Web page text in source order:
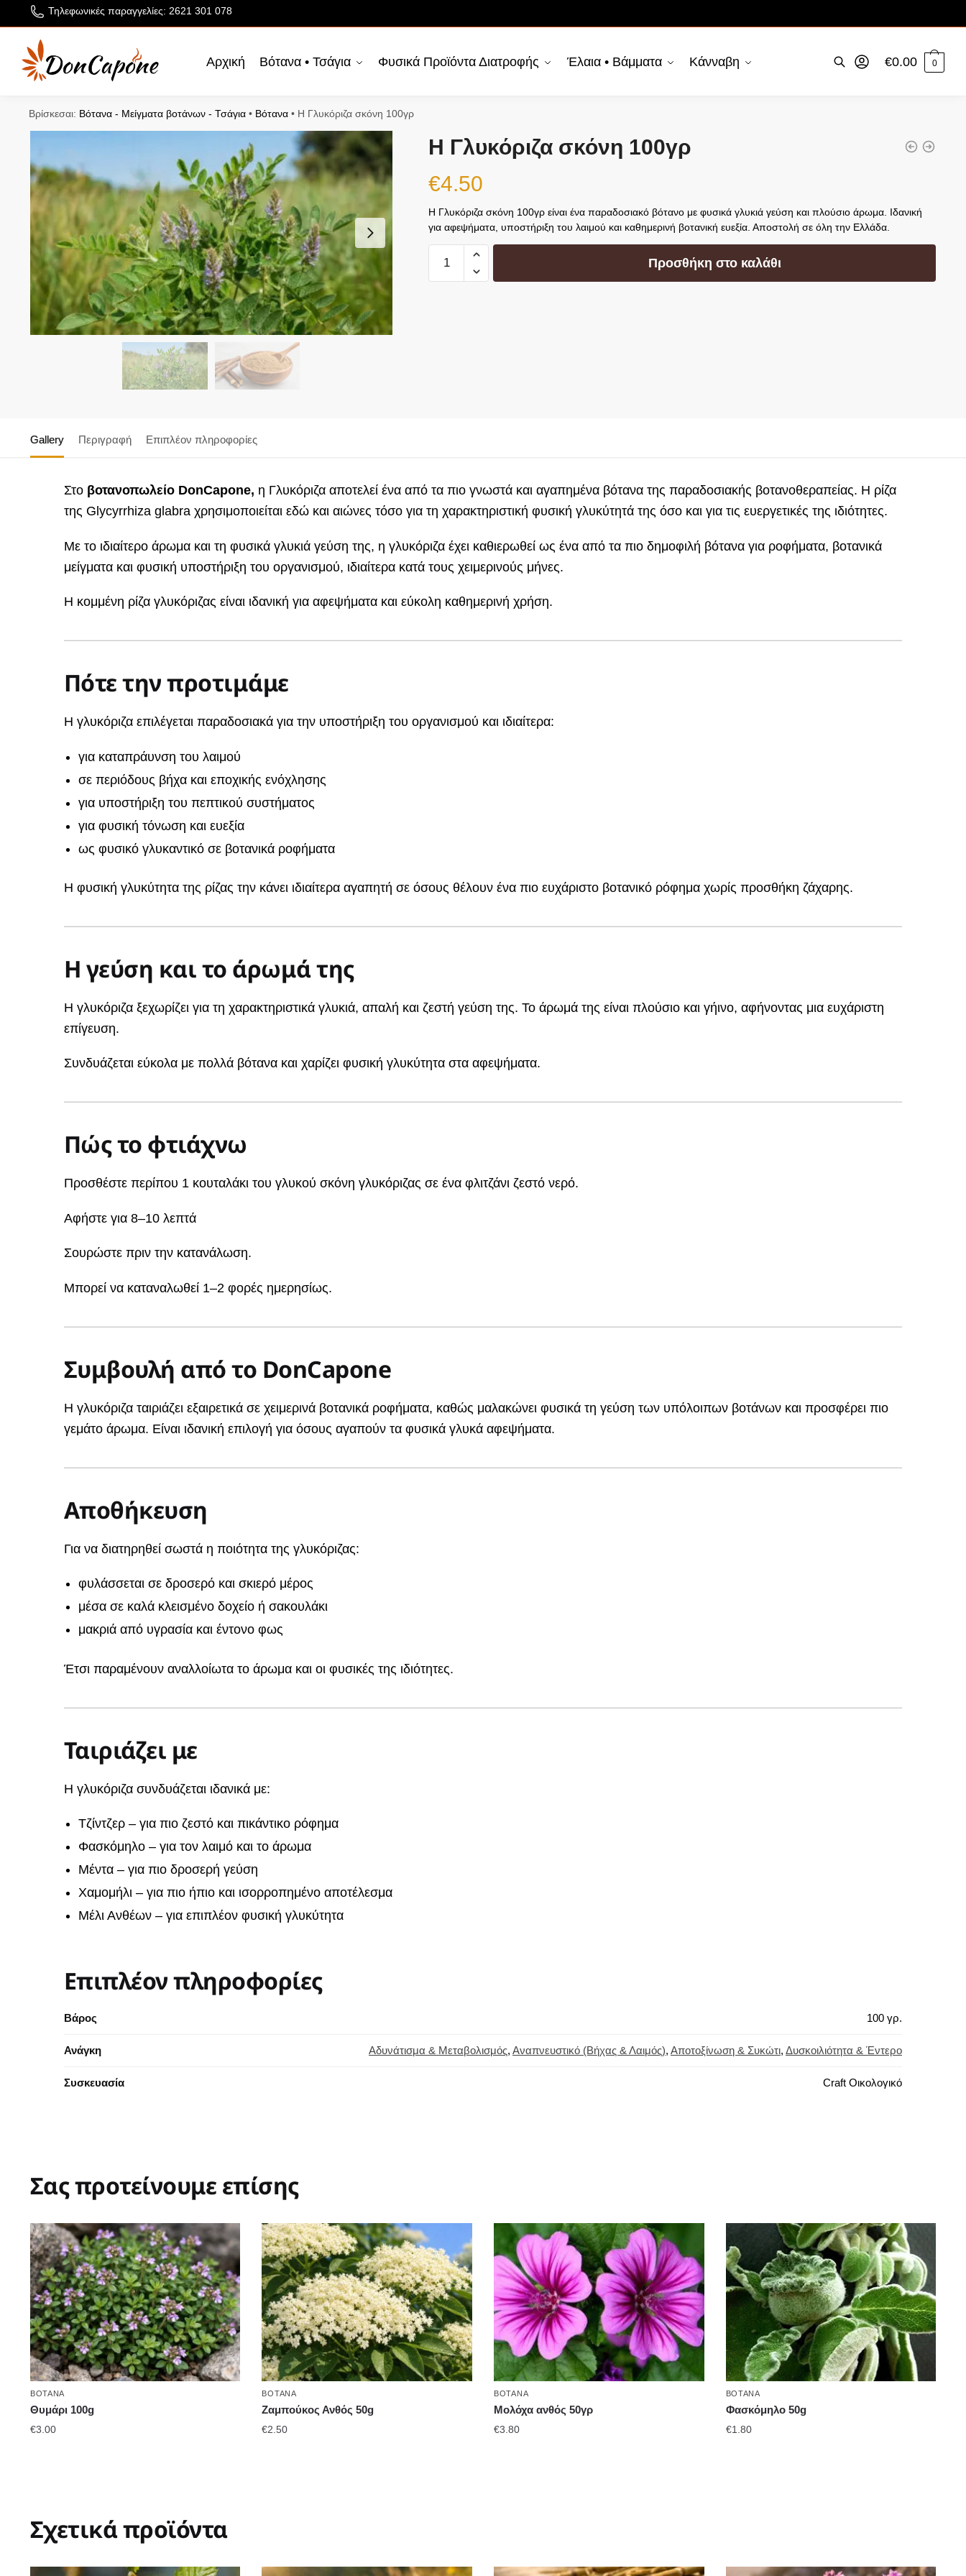
Τηλεφωνικές παραγγελίες: 2621 301 078
Αρχική Βότανα • Τσάγια Φυσικά Προϊόντα Διατροφής Έλαια • Βάμματα Κάνναβη €0.00 0
Βρίσκεσαι: Βότανα - Μείγματα βοτάνων - Τσάγια • Βότανα • Η Γλυκόριζα σκόνη 100γρ
Η Γλυκόριζα σκόνη 100γρ
€4.50
Η Γλυκόριζα σκόνη 100γρ είναι ένα παραδοσιακό βότανο με φυσικά γλυκιά γεύση και πλούσιο άρωμα. Ιδανική
για αφεψήματα, υποστήριξη του λαιμού και καθημερινή βοτανική ευεξία. Αποστολή σε όλη την Ελλάδα.
Προσθήκη στο καλάθι
Gallery Περιγραφή Επιπλέον πληροφορίες
Στο βοτανοπωλείο DonCapone, η Γλυκόριζα αποτελεί ένα από τα πιο γνωστά και αγαπημένα βότανα της παραδοσιακής βοτανοθεραπείας. Η ρίζα
της Glycyrrhiza glabra χρησιμοποιείται εδώ και αιώνες τόσο για τη χαρακτηριστική φυσική γλυκύτητά της όσο και για τις ευεργετικές της ιδιότητες.
Με το ιδιαίτερο άρωμα και τη φυσικά γλυκιά γεύση της, η γλυκόριζα έχει καθιερωθεί ως ένα από τα πιο δημοφιλή βότανα για ροφήματα, βοτανικά
μείγματα και φυσική υποστήριξη του οργανισμού, ιδιαίτερα κατά τους χειμερινούς μήνες.
Η κομμένη ρίζα γλυκόριζας είναι ιδανική για αφεψήματα και εύκολη καθημερινή χρήση.
Πότε την προτιμάμε
Η γλυκόριζα επιλέγεται παραδοσιακά για την υποστήριξη του οργανισμού και ιδιαίτερα:
για καταπράυνση του λαιμού
σε περιόδους βήχα και εποχικής ενόχλησης
για υποστήριξη του πεπτικού συστήματος
για φυσική τόνωση και ευεξία
ως φυσικό γλυκαντικό σε βοτανικά ροφήματα
Η φυσική γλυκύτητα της ρίζας την κάνει ιδιαίτερα αγαπητή σε όσους θέλουν ένα πιο ευχάριστο βοτανικό ρόφημα χωρίς προσθήκη ζάχαρης.
Η γεύση και το άρωμά της
Η γλυκόριζα ξεχωρίζει για τη χαρακτηριστικά γλυκιά, απαλή και ζεστή γεύση της. Το άρωμά της είναι πλούσιο και γήινο, αφήνοντας μια ευχάριστη
επίγευση.
Συνδυάζεται εύκολα με πολλά βότανα και χαρίζει φυσική γλυκύτητα στα αφεψήματα.
Πώς το φτιάχνω
Προσθέστε περίπου 1 κουταλάκι του γλυκού σκόνη γλυκόριζας σε ένα φλιτζάνι ζεστό νερό.
Αφήστε για 8–10 λεπτά
Σουρώστε πριν την κατανάλωση.
Μπορεί να καταναλωθεί 1–2 φορές ημερησίως.
Συμβουλή από το DonCapone
Η γλυκόριζα ταιριάζει εξαιρετικά σε χειμερινά βοτανικά ροφήματα, καθώς μαλακώνει φυσικά τη γεύση των υπόλοιπων βοτάνων και προσφέρει πιο
γεμάτο άρωμα. Είναι ιδανική επιλογή για όσους αγαπούν τα φυσικά γλυκά αφεψήματα.
Αποθήκευση
Για να διατηρηθεί σωστά η ποιότητα της γλυκόριζας:
φυλάσσεται σε δροσερό και σκιερό μέρος
μέσα σε καλά κλεισμένο δοχείο ή σακουλάκι
μακριά από υγρασία και έντονο φως
Έτσι παραμένουν αναλλοίωτα το άρωμα και οι φυσικές της ιδιότητες.
Ταιριάζει με
Η γλυκόριζα συνδυάζεται ιδανικά με:
Τζίντζερ – για πιο ζεστό και πικάντικο ρόφημα
Φασκόμηλο – για τον λαιμό και το άρωμα
Μέντα – για πιο δροσερή γεύση
Χαμομήλι – για πιο ήπιο και ισορροπημένο αποτέλεσμα
Μέλι Ανθέων – για επιπλέον φυσική γλυκύτητα
Επιπλέον πληροφορίες
Βάρος 100 γρ.
Ανάγκη Αδυνάτισμα & Μεταβολισμός, Αναπνευστικό (Βήχας & Λαιμός), Αποτοξίνωση & Συκώτι, Δυσκοιλιότητα & Έντερο
Συσκευασία Craft Οικολογικό
Σας προτείνουμε επίσης
ΒΌΤΑΝΑ
Θυμάρι 100g
€3.00
ΒΌΤΑΝΑ
Ζαμπούκος Ανθός 50g
€2.50
ΒΌΤΑΝΑ
Μολόχα ανθός 50γρ
€3.80
ΒΌΤΑΝΑ
Φασκόμηλο 50g
€1.80
Σχετικά προϊόντα